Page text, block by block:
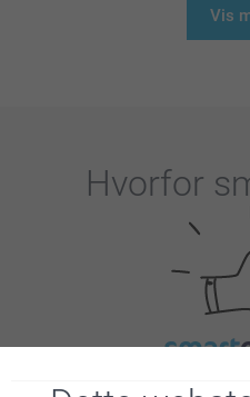
Vis
Hvorfor
Tilfreds